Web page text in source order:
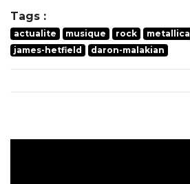
Tags :
actualite musique rock metallica
james-hetfield
daron-malakian